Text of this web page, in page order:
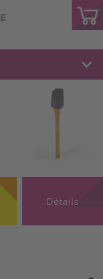
keyboard_arrow_down
Détails